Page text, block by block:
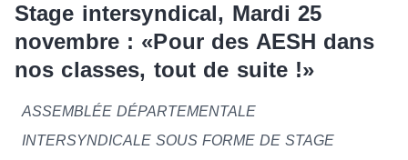
Stage intersyndical, Mardi 25
novembre : «Pour des AESH dans
nos classes, tout de suite !»
ASSEMBLÉE DÉPARTEMENTALE
INTERSYNDICALE SOUS FORME DE STAGE